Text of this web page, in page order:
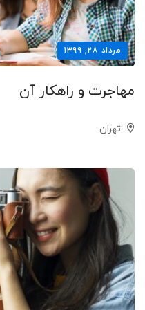
مرداد ۲۸, ۱۳۹۹
مهاجرت و راهکار آن
تهران